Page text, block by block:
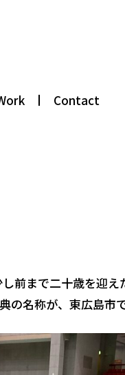
Contact
前まで二十歳を迎
名称が、東広島市